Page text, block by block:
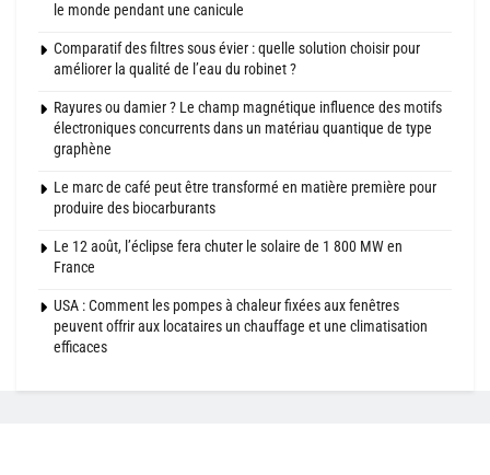
le monde pendant une canicule
Comparatif des filtres sous évier : quelle solution choisir pour
améliorer la qualité de l’eau du robinet ?
Rayures ou damier ? Le champ magnétique influence des motifs
électroniques concurrents dans un matériau quantique de type
graphène
Le marc de café peut être transformé en matière première pour
produire des biocarburants
Le 12 août, l’éclipse fera chuter le solaire de 1 800 MW en
France
USA : Comment les pompes à chaleur fixées aux fenêtres
peuvent offrir aux locataires un chauffage et une climatisation
efficaces